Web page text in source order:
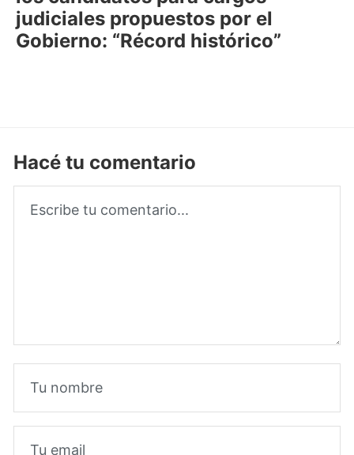
judiciales propuestos por el
Gobierno: “Récord histórico”
Hacé tu comentario